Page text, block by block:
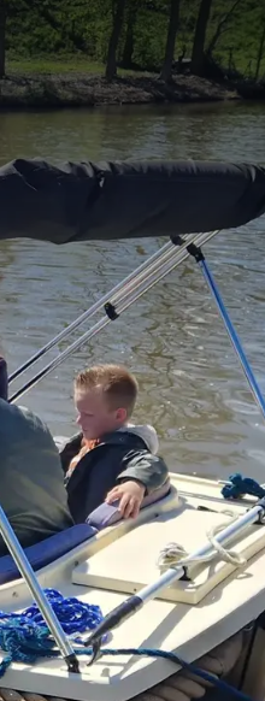
A15
OF EEN
bij Van der
ervaring wordt. In
activiteiten waar plezier,
hieronder: kies uw
Meetings en Events team
of diner bij ons in het hotel.
hiervoor de specificaties